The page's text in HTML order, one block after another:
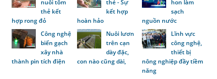
nuôi tôm
thẻ kết
hợp rong đỏ
thẻ - Sự
kết hợp
hoàn hảo
hon làm
sạch
nguồn nước
Công nghệ
biến gạch
xây nhà
thành pin tích điện
Nuôi lươn
trên cạn
dày đặc,
con nào cũng dài,
Lĩnh vực
công nghệ,
thiết bị
nông nghiệp đầy tiềm
năng